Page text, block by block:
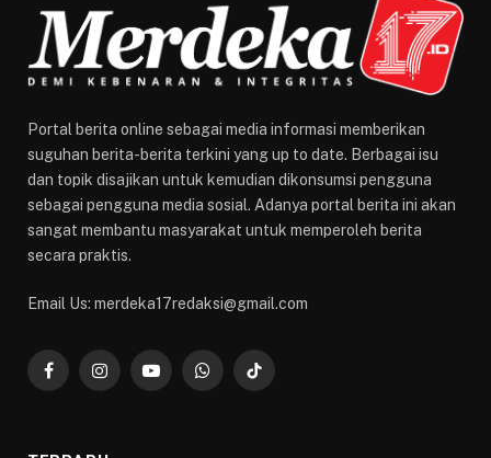
Portal berita online sebagai media informasi memberikan
suguhan berita-berita terkini yang up to date. Berbagai isu
dan topik disajikan untuk kemudian dikonsumsi pengguna
sebagai pengguna media sosial. Adanya portal berita ini akan
sangat membantu masyarakat untuk memperoleh berita
secara praktis.
Email Us: merdeka17redaksi@gmail.com
FacebookInstagramYouTubeWhatsAppTikTok